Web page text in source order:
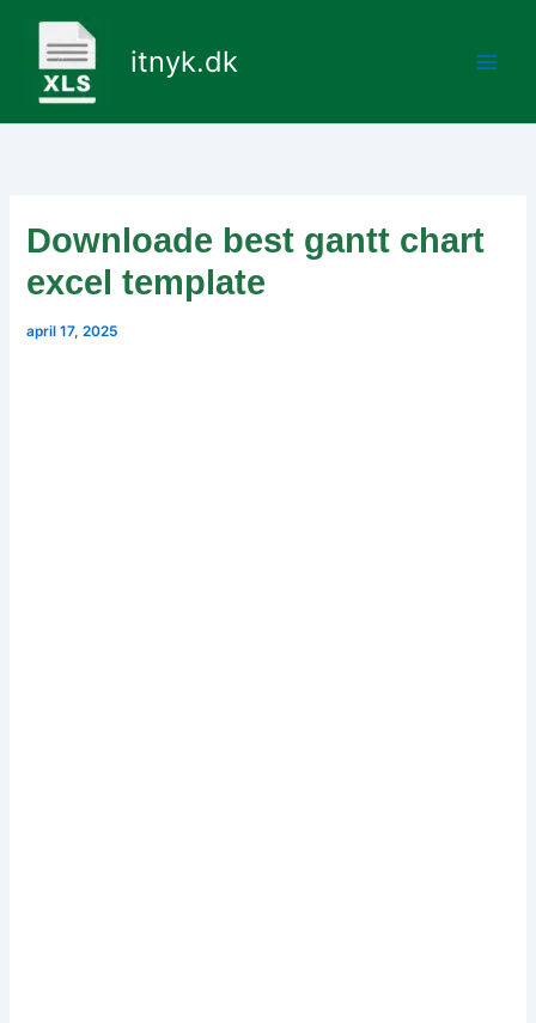
indholdet
itnyk.dk
Downloade best gantt chart
excel template
april 17, 2025